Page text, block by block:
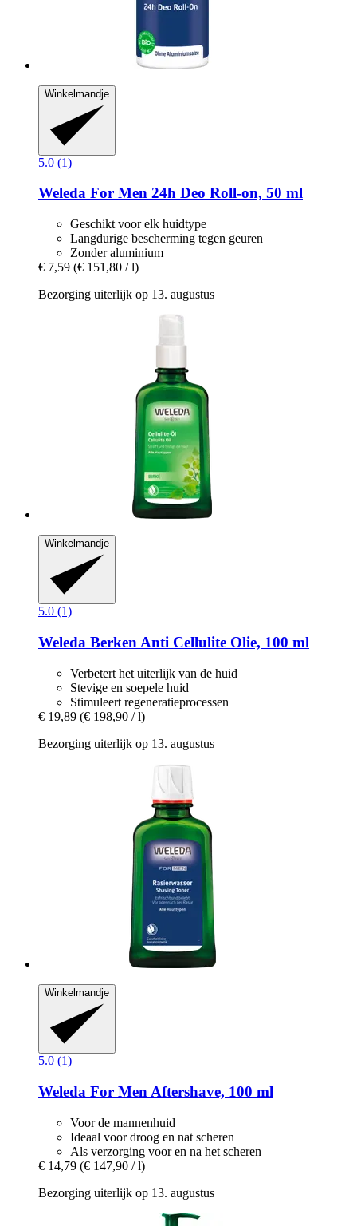
Winkelmandje
5.0 (1)
Weleda For Men 24h Deo Roll-​on, 50 ml
Geschikt voor elk huidtype
Langdurige bescherming tegen geuren
Zonder aluminium
€ 7,59 (€ 151,80 / l)
Bezorging uiterlijk op 13. augustus
Winkelmandje
5.0 (1)
Weleda Berken Anti Cellulite Olie, 100 ml
Verbetert het uiterlijk van de huid
Stevige en soepele huid
Stimuleert regeneratieprocessen
€ 19,89 (€ 198,90 / l)
Bezorging uiterlijk op 13. augustus
Winkelmandje
5.0 (1)
Weleda For Men Aftershave, 100 ml
Voor de mannenhuid
Ideaal voor droog en nat scheren
Als verzorging voor en na het scheren
€ 14,79 (€ 147,90 / l)
Bezorging uiterlijk op 13. augustus